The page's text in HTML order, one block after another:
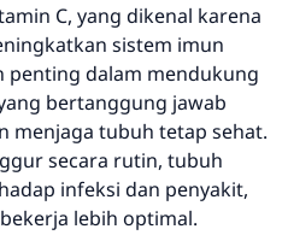
C, yang dikenal karena
sistem imun
penting dalam mendukung
bertanggung jawab
menjaga tubuh tetap sehat.
secara rutin, tubuh
infeksi dan penyakit,
lebih optimal.